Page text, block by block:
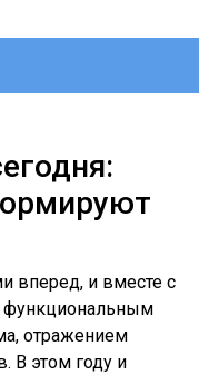
вперед, и вместе с
функциональным
отражением
В этом году и